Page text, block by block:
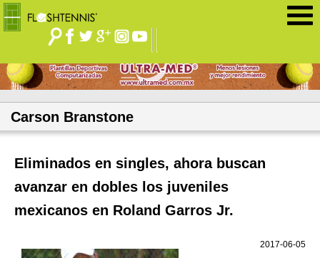
Carson Branstone
Eliminados en singles, ahora buscan
avanzar en dobles los juveniles
mexicanos en Roland Garros Jr.
2017-06-05